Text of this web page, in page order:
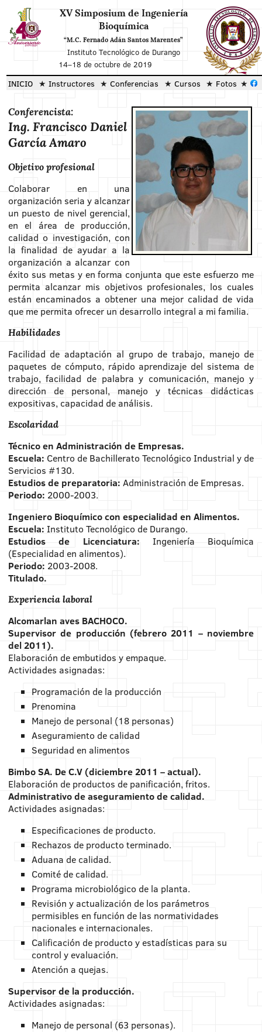
XV Simposium de Ingeniería
Bioquímica
“M.C. Fernado Adán Santos Marentes”
Instituto Tecnológico de Durango
14–18 de octubre de 2019
INICIO Instructores Conferencias Cursos Fotos
Conferencista:
Ing. Francisco Daniel
García Amaro
Objetivo profesional
Colaborar en una
organización seria y alcanzar
un puesto de nivel gerencial,
en el área de producción,
calidad o investigación, con
la finalidad de ayudar a la
organización a alcanzar con
éxito sus metas y en forma conjunta que este esfuerzo me
permita alcanzar mis objetivos profesionales, los cuales
están encaminados a obtener una mejor calidad de vida
que me permita ofrecer un desarrollo integral a mi familia.
Habilidades
Facilidad de adaptación al grupo de trabajo, manejo de
paquetes de cómputo, rápido aprendizaje del sistema de
trabajo, facilidad de palabra y comunicación, manejo y
dirección de personal, manejo y técnicas didácticas
expositivas, capacidad de análisis.
Escolaridad
Técnico en Administración de Empresas.
Escuela: Centro de Bachillerato Tecnológico Industrial y de
Servicios #130.
Estudios de preparatoria: Administración de Empresas.
Periodo: 2000-2003.
Ingeniero Bioquímico con especialidad en Alimentos.
Escuela: Instituto Tecnológico de Durango.
Estudios de Licenciatura: Ingeniería Bioquímica
(Especialidad en alimentos).
Periodo: 2003-2008.
Titulado.
Experiencia laboral
Alcomarlan aves BACHOCO.
Supervisor de producción (febrero 2011 – noviembre
del 2011).
Elaboración de embutidos y empaque.
Actividades asignadas:
Programación de la producción
Prenomina
Manejo de personal (18 personas)
Aseguramiento de calidad
Seguridad en alimentos
Bimbo SA. De C.V (diciembre 2011 – actual).
Elaboración de productos de panificación, fritos.
Administrativo de aseguramiento de calidad.
Actividades asignadas:
Especificaciones de producto.
Rechazos de producto terminado.
Aduana de calidad.
Comité de calidad.
Programa microbiológico de la planta.
Revisión y actualización de los parámetros
permisibles en función de las normatividades
nacionales e internacionales.
Calificación de producto y estadísticas para su
control y evaluación.
Atención a quejas.
Supervisor de la producción.
Actividades asignadas:
Manejo de personal (63 personas).